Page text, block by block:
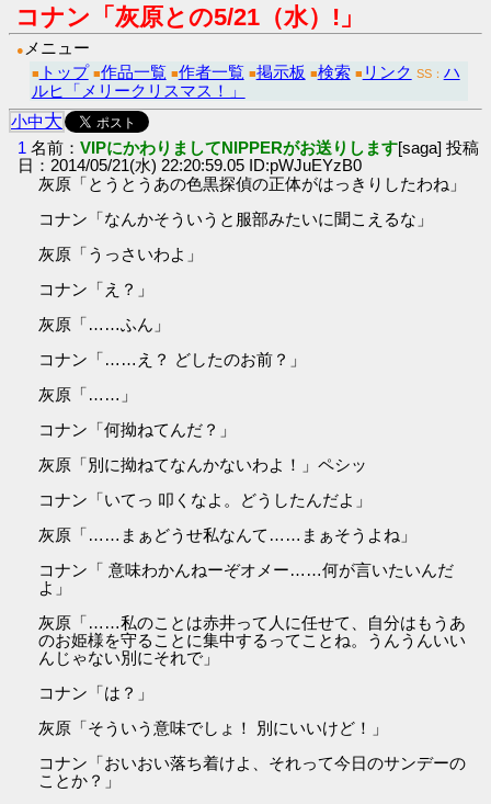
コナン「灰原との5/21（水）!」
● メニュー
■ トップ ■作品一覧 ■作者一覧 ■掲示板 ■検索 ■ リンク SS： ハ
ルヒ「メリークリスマス！」
小中大
1 名前：VIPにかわりましてNIPPERがお送りします[saga] 投稿
日：2014/05/21(水) 22:20:59.05 ID:pWJuEYzB0
灰原「とうとうあの色黒探偵の正体がはっきりしたわね」
コナン「なんかそういうと服部みたいに聞こえるな」
灰原「うっさいわよ」
コナン「え？」
灰原「……ふん」
コナン「……え？ どしたのお前？」
灰原「……」
コナン「何拗ねてんだ？」
灰原「別に拗ねてなんかないわよ！」ペシッ
コナン「いてっ 叩くなよ。どうしたんだよ」
灰原「……まぁどうせ私なんて……まぁそうよね」
コナン「 意味わかんねーぞオメー……何が言いたいんだ
よ」
灰原「……私のことは赤井って人に任せて、自分はもうあ
のお姫様を守ることに集中するってことね。うんうんいい
んじゃない別にそれで」
コナン「は？」
灰原「そういう意味でしょ！ 別にいいけど！」
コナン「おいおい落ち着けよ、それって今日のサンデーの
ことか？」